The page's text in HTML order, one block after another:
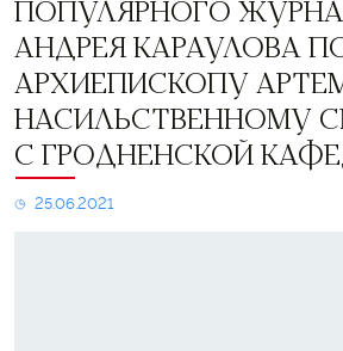
ютуб-
блога
популярного
журналиста
Андрея
Караулова
посвящен
архиепископу
Артемию
ПОПУЛЯРНОГО
АНДРЕЯ КАРАУЛОВА
АРХИЕПИСКОПУ
НАСИЛЬСТВЕННОМУ
С ГРОДНЕНСКОЙ
25.06.2021